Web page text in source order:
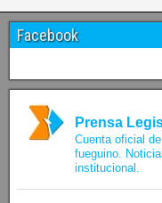
Facebook
Prensa
Cuenta oficial
fueguino.
institucional.